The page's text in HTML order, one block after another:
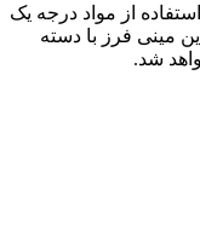
استفاده از مواد درجه یک
مینی فرز با دسته
شد.